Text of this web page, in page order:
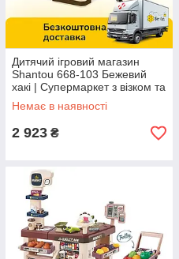
Дитячий ігровий магазин
Shantou 668-103 Бежевий
хакі | Супермаркет з візком та
продуктами
Немає в наявності
2 923 ₴